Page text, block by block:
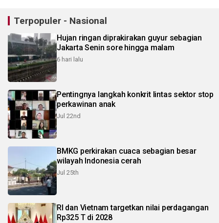
Terpopuler - Nasional
Hujan ringan diprakirakan guyur sebagian
Jakarta Senin sore hingga malam
6 hari lalu
Pentingnya langkah konkrit lintas sektor stop
perkawinan anak
Jul 22nd
BMKG perkirakan cuaca sebagian besar
wilayah Indonesia cerah
Jul 25th
RI dan Vietnam targetkan nilai perdagangan
Rp325 T di 2028